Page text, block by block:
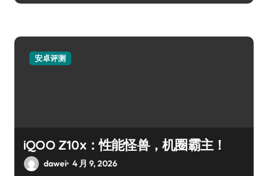
安卓评测
iQOO Z10x：性能怪兽，机圈霸主！
dawei 4 月 9, 2026